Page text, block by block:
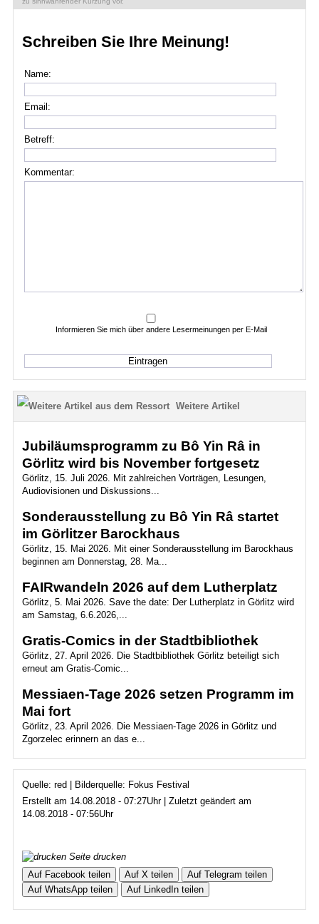
Schreiben Sie Ihre Meinung!
Name:
Email:
Betreff:
Kommentar:
Informieren Sie mich über andere Lesermeinungen per E-Mail
Weitere Artikel
Jubiläumsprogramm zu Bô Yin Râ in
Görlitz wird bis November fortgesetz
Görlitz, 15. Juli 2026. Mit zahlreichen Vorträgen, Lesungen,
Audiovisionen und Diskussions...
Sonderausstellung zu Bô Yin Râ startet
im Görlitzer Barockhaus
Görlitz, 15. Mai 2026. Mit einer Sonderausstellung im Barockhaus
beginnen am Donnerstag, 28. Ma...
FAIRwandeln 2026 auf dem Lutherplatz
Görlitz, 5. Mai 2026. Save the date: Der Lutherplatz in Görlitz wird
am Samstag, 6.6.2026,...
Gratis-Comics in der Stadtbibliothek
Görlitz, 27. April 2026. Die Stadtbibliothek Görlitz beteiligt sich
erneut am Gratis-Comic...
Messiaen-Tage 2026 setzen Programm im
Mai fort
Görlitz, 23. April 2026. Die Messiaen-Tage 2026 in Görlitz und
Zgorzelec erinnern an das e...
Quelle: red | Bilderquelle: Fokus Festival
Erstellt am 14.08.2018 - 07:27Uhr | Zuletzt geändert am
14.08.2018 - 07:56Uhr
Seite drucken
Auf Facebook teilen
Auf X teilen
Auf Telegram teilen
Auf WhatsApp teilen
Auf LinkedIn teilen